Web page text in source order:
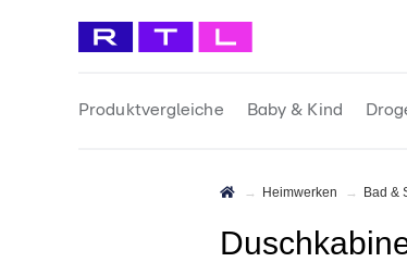
Produktvergleiche Baby & Kind
Heimwerken Bad